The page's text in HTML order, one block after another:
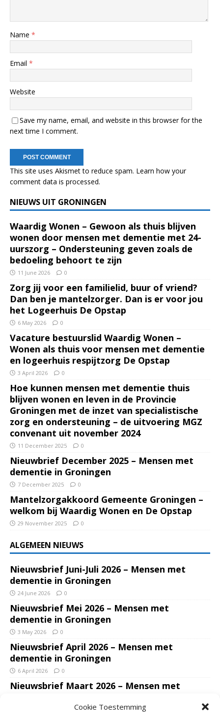
Cookie Toestemming
Name *
Email *
Website
Save my name, email, and website in this browser for the
next time I comment.
This site uses Akismet to reduce spam. Learn how your
comment data is processed.
NIEUWS UIT GRONINGEN
Waardig Wonen – Gewoon als thuis blijven
wonen door mensen met dementie met 24-
uurszorg – Ondersteuning geven zoals de
bedoeling behoort te zijn
11 June 2026 0
Zorg jij voor een familielid, buur of vriend?
Dan ben je mantelzorger. Dan is er voor jou
het Logeerhuis De Opstap
6 May 2026 0
Vacature bestuurslid Waardig Wonen –
Wonen als thuis voor mensen met dementie
en logeerhuis respijtzorg De Opstap
3 April 2026 0
Hoe kunnen mensen met dementie thuis
blijven wonen en leven in de Provincie
Groningen met de inzet van specialistische
zorg en ondersteuning – de uitvoering MGZ
convenant uit november 2024
11 December 2025 0
Nieuwbrief December 2025 – Mensen met
dementie in Groningen
7 December 2025 0
Mantelzorgakkoord Gemeente Groningen –
welkom bij Waardig Wonen en De Opstap
29 November 2025 0
ALGEMEEN NIEUWS
Nieuwsbrief Juni-Juli 2026 – Mensen met
dementie in Groningen
24 June 2026 0
Nieuwsbrief Mei 2026 – Mensen met
dementie in Groningen
3 May 2026 0
Nieuwsbrief April 2026 – Mensen met
dementie in Groningen
6 April 2026 0
Nieuwsbrief Maart 2026 – Mensen met